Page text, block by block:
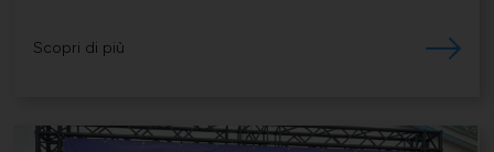
Scopri di più